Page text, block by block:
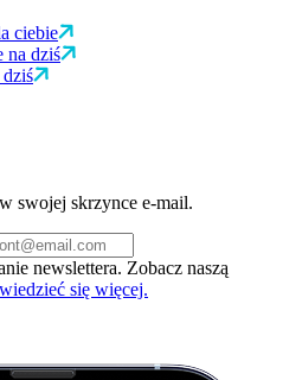
ciebie
na dziś
swojej skrzynce e-mail.
newslettera. Zobacz naszą
się więcej.